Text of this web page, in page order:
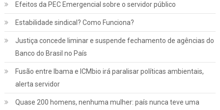
Efeitos da PEC Emergencial sobre o servidor público
Estabilidade sindical? Como Funciona?
Justiça concede liminar e suspende fechamento de agências do
Banco do Brasil no País
Fusão entre Ibama e ICMbio irá paralisar políticas ambientais,
alerta servidor
Quase 200 homens, nenhuma mulher: país nunca teve uma
INSS: confira como vai funcionar a
revisão da vida toda, aprovada pelo STF